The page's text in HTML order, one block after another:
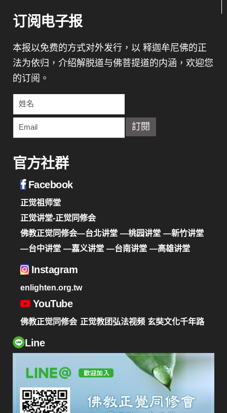
订阅电子报
本报以免费的方式对外发行，以 释迦牟尼佛的正
法为依归，介绍解脱道与佛菩提道的内涵，欢迎您
的订阅。
官方社群
Facebook
正觉祖师堂
正觉讲堂-正觉同修会
佛教正觉同修会—台北讲堂 —桃园讲堂 —新竹讲堂
—台中讲堂 —嘉义讲堂 —台南讲堂 —高雄讲堂
Instagram
enlighten.org.tw
YouTube
佛教正觉同修会 正觉教团弘法视频 玄奘文化千年路
Line